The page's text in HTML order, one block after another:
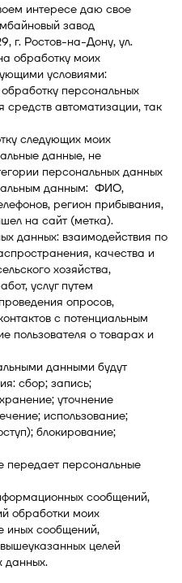
интересе даю свое
завод
г. Ростов-на-Дону, ул.
обработку моих
условиями:
персональных
средств автоматизации, так
следующих моих
данные, не
персональных данных
данным: ФИО,
регион прибывания,
на сайт (метка).
данных: взаимодействия по
качества и
хозяйства,
услуг путем
опросов,
с потенциальным
пользователя о товарах и
данными будут
сбор; запись;
уточнение
использование;
блокирование;
персональные
сообщений,
обработки моих
иных сообщений,
целей
данных.